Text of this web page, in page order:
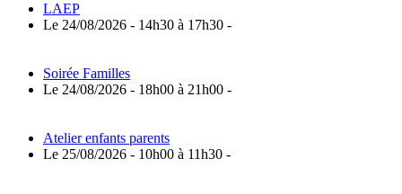
LAEP
Le 24/08/2026 - 14h30 à 17h30 -
Soirée Familles
Le 24/08/2026 - 18h00 à 21h00 -
Atelier enfants parents
Le 25/08/2026 - 10h00 à 11h30 -